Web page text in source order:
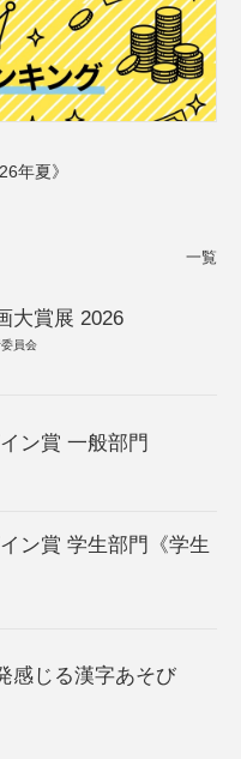
年夏》
一覧
大賞展 2026
員会
ン賞 一般部門
ン賞 学生部門《学生
感じる漢字あそび